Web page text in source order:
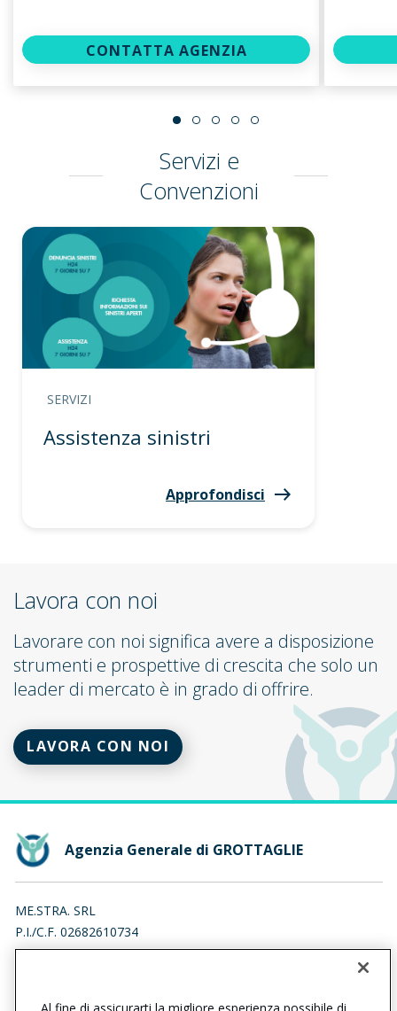
CONTATTA AGENZIA
Servizi e
Convenzioni
SERVIZI
Assistenza sinistri
Approfondisci
Lavora con noi
Lavorare con noi significa avere a disposizione
strumenti e prospettive di crescita che solo un
leader di mercato è in grado di offrire.
LAVORA CON NOI
Agenzia Generale di GROTTAGLIE
ME.STRA. SRL
P.I./C.F. 02682610734
VIA BELL'ACQUA 24, 74024 MANDURIA (TA)